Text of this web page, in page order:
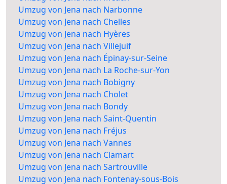
Umzug von Jena nach Narbonne
Umzug von Jena nach Chelles
Umzug von Jena nach Hyères
Umzug von Jena nach Villejuif
Umzug von Jena nach Épinay-sur-Seine
Umzug von Jena nach La Roche-sur-Yon
Umzug von Jena nach Bobigny
Umzug von Jena nach Cholet
Umzug von Jena nach Bondy
Umzug von Jena nach Saint-Quentin
Umzug von Jena nach Fréjus
Umzug von Jena nach Vannes
Umzug von Jena nach Clamart
Umzug von Jena nach Sartrouville
Umzug von Jena nach Fontenay-sous-Bois